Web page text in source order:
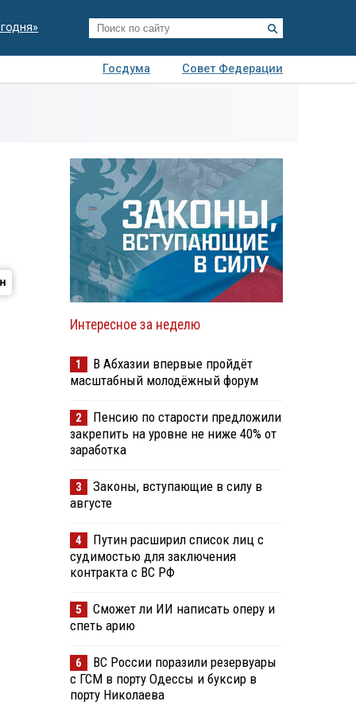
Госдума
Совет Федерации
Интересное за неделю
1
В Абхазии впервые пройдёт
масштабный молодёжный форум
2
Пенсию по старости предложили
закрепить на уровне не ниже 40% от
заработка
3
Законы, вступающие в силу в
августе
4
Путин расширил список лиц с
судимостью для заключения
контракта с ВС РФ
5
Сможет ли ИИ написать оперу и
спеть арию
6
ВС России поразили резервуары
с ГСМ в порту Одессы и буксир в
порту Николаева